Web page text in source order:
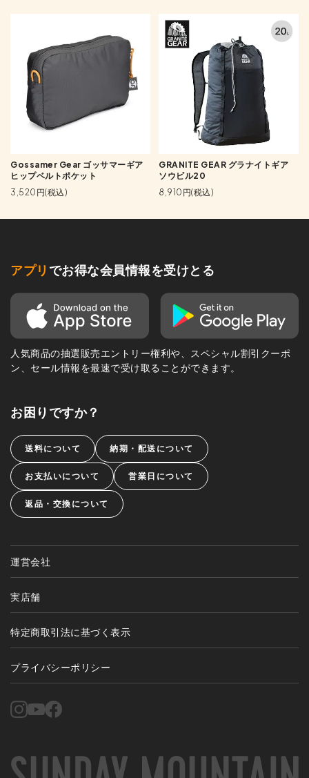
Gossamer Gear ゴッサマーギア
ヒップベルトポケット
3,520円(税込)
GRANITE GEAR グラナイトギア
ソウビル20
8,910円(税込)
アプリ でお得な会員情報を受けとる
人気商品の抽選販売エントリー権利や、スペシャル割引クーポ
ン、セール情報を最速で受け取ることができます。
お困りですか？
送料について 納期・配送について
お支払いについて 営業日について
返品・交換について
運営会社
実店舗
特定商取引法に基づく表示
プライバシーポリシー